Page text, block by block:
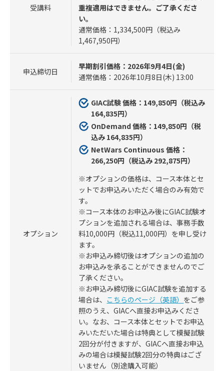
受講料
重複適用はできません。ご了承くださ
い。
通常価格：1,334,500円（税込み
1,467,950円）
申込締切日
早期割引価格：2026年9月4日(金)
通常価格：2026年10月8日(木) 13:00
オプション
GIAC試験 価格：149,850円（税込み
164,835円）
OnDemand 価格：149,850円（税
込み 164,835円）
NetWars Continuous 価格：
266,250円（税込み 292,875円）
※オプションの価格は、コース本体とセ
ットでお申込みいただく場合のみ有効で
す。
※コース本体のお申込み後にGIAC試験オ
プションを追加される場合は、事務手数
料10,000円（税込11,000円）を申し受け
ます。
※お申込み締切後はオプションの追加の
お申込みを承ることができませんのでご
了承ください。
※お申込み締切後にGIAC試験を追加する
場合は、 こちらのページ（英語） をご参
照のうえ、GIACへ直接お申込みくださ
い。なお、コース本体とセットでお申込
みいただいた場合は特典として模擬試験
2回分が付きますが、GIACへ直接お申込
みの場合は模擬試験2回分の特典はござ
いません（別途購入可能）